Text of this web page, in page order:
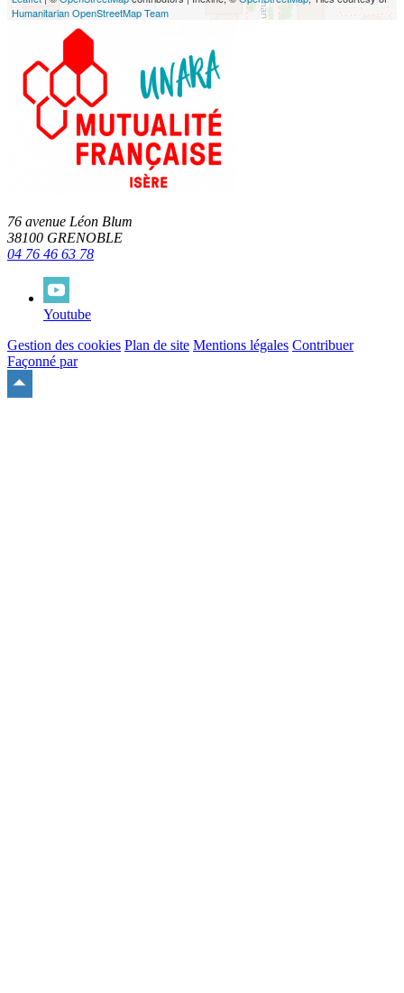
Humanitarian OpenStreetMap Team
76 avenue Léon Blum
38100 GRENOBLE
04 76 46 63 78
Youtube
Gestion des cookies Plan de site Mentions légales Contribuer
Façonné par